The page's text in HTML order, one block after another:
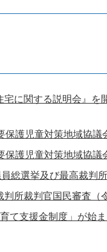
宅に関する説明会』
護児童対策地域協議
護児童対策地域協議
総選挙及び最高裁判
所裁判官国民審査（
て支援金制度」が始